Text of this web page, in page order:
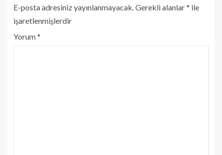
E-posta adresiniz yayınlanmayacak.Gerekli alanlar* ile
işaretlenmişlerdir
Yorum*